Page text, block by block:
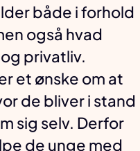
både i forhold
også hvad
privatliv.
et ønske om at
de bliver i stand
sig selv. Derfor
de unge med